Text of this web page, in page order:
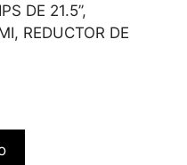
DE 21.5’’,
REDUCTOR DE